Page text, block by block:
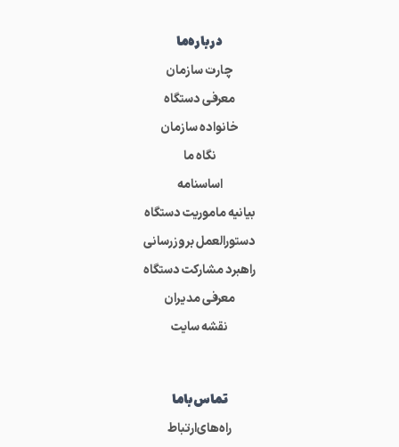
درباره‌ما
چارت سازمان
معرفی دستگاه
خانواده سازمان
نگاه ما
اساسنامه
بیانیه ماموریت دستگاه
دستورالعمل بروزرسانی
راهبرد مشارکت دستگاه
معرفی مدیران
نقشه سایت
تماس‌باما
راه‌های‌ارتباط